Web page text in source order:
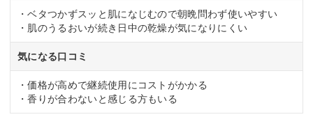
・ベタつかずスッと肌になじむので朝晩問わず使いやすい
・肌のうるおいが続き日中の乾燥が気になりにくい
気になる口コミ
・価格が高めで継続使用にコストがかかる
・香りが合わないと感じる方もいる